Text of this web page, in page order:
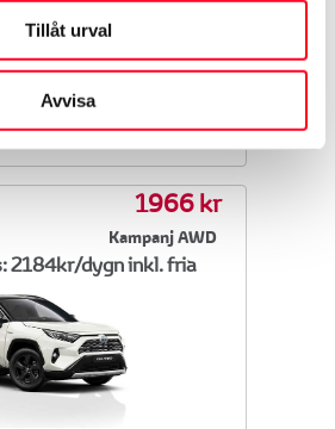
Tillåt urval
Avvisa
100km
och
1966 kr
Kampanj AWD
2184kr/dygn inkl. fria